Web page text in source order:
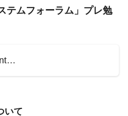
テムフォーラム」プレ勉
いて